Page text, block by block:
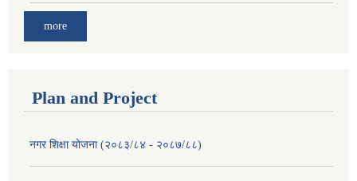
more
Plan and Project
नगर शिक्षा योजना (२०८३/८४ - २०८७/८८)